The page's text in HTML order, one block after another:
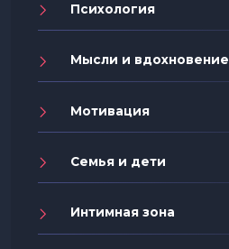
Психология
Мысли и вдохновение
Мотивация
Семья и дети
Интимная зона